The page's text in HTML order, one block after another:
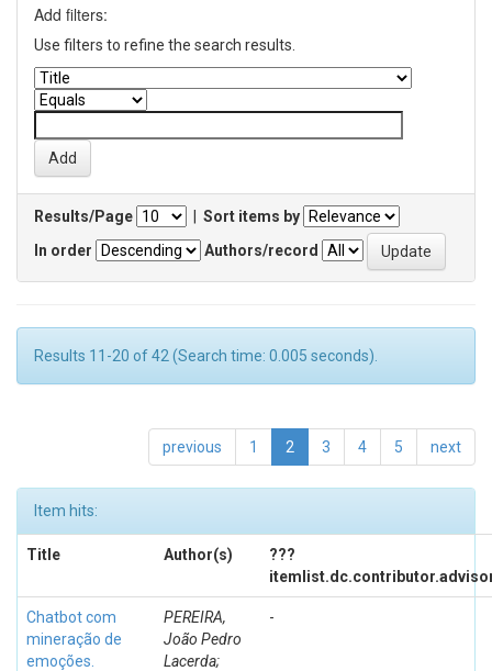
Add filters:
Use filters to refine the search results.
Results/Page
Sort items by
In order
Authors/record
Results 11-20 of 42 (Search time: 0.005 seconds).
previous 1 2 3 4 5 next
Item hits:
Title Author(s)
???
Chatbot com
mineração de
emoções.
PEREIRA,
João Pedro
Lacerda;
-